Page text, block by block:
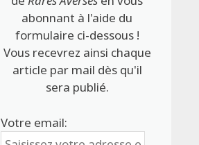
abonnant à l'aide du
formulaire ci-dessous !
Vous recevrez ainsi chaque
article par mail dès qu'il
sera publié.
Votre email: